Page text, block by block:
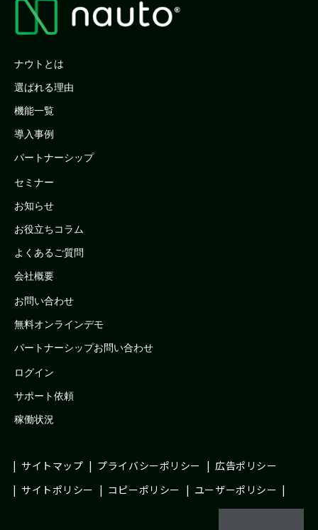
ナウトとは
選ばれる理由
機能一覧
導入事例
パートナーシップ
セミナー
お知らせ
お役立ちコラム
よくあるご質問
会社概要
お問い合わせ
無料オンラインデモ
パートナーシップお問い合わせ
ログイン
サポート依頼
稼働状況
サイトマップ プライバシーポリシー
広告ポリシー
サイトポリシー
コピーポリシー ユーザーポリシー